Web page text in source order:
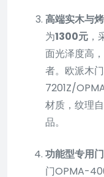
高端实木与
为1300元
面光泽度高
者。欧派木
7201Z/
材质，纹理
品。
功能型专用门
门OPMA-